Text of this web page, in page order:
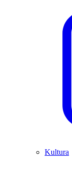
Kultura